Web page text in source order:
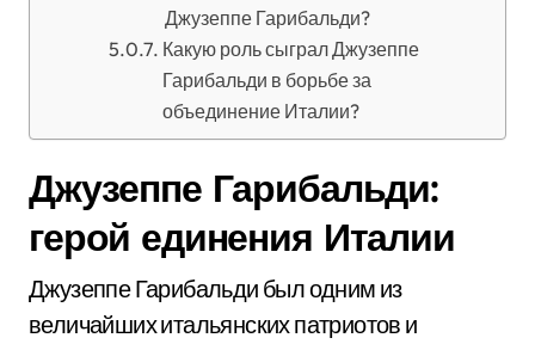
Джузеппе Гарибальди?
Какую роль сыграл Джузеппе
Гарибальди в борьбе за
объединение Италии?
Джузеппе Гарибальди:
герой единения Италии
Джузеппе Гарибальди был одним из
величайших итальянских патриотов и